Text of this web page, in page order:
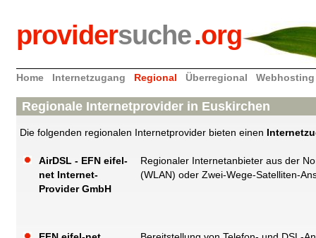
providersuche.org
Home Internetzugang Regional Überregional Webhosting
Regionale Internetprovider in Euskirchen
Die folgenden regionalen Internetprovider bieten einen
AirDSL - EFN eifel-
net Internet-
Provider GmbH
Regionaler Internetanbieter aus der
(WLAN) oder Zwei-Wege-Satelliten-